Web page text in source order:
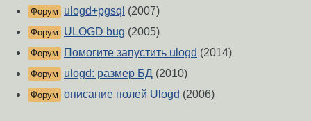
Форум ulogd+pgsql (2007)
Форум ULOGD bug (2005)
Форум Помогите запустить ulogd (2014)
Форум ulogd: размер БД (2010)
Форум описание полей Ulogd (2006)